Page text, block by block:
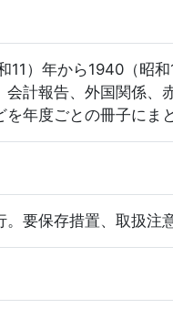
11）年から1940（昭
計報告、外国関係、
年度ごとの冊子にま
。要保存措置、取扱注